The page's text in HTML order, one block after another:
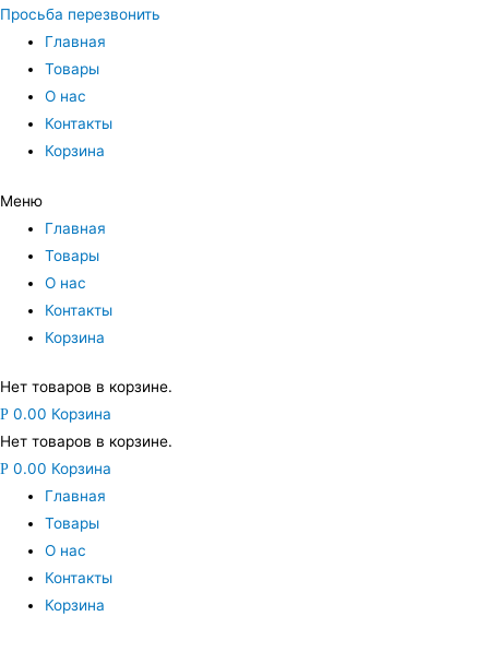
Просьба перезвонить
Главная
Товары
О нас
Контакты
Корзина
Меню
Главная
Товары
О нас
Контакты
Корзина
Нет товаров в корзине.
Р 0.00 Корзина
Нет товаров в корзине.
Р 0.00 Корзина
Главная
Товары
О нас
Контакты
Корзина